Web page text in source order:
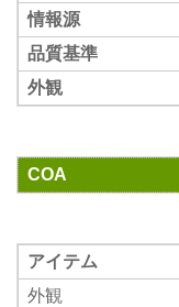
情報源
品質基準
外観
COA
アイテム
外観